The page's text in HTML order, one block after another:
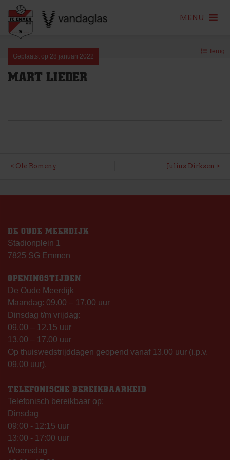
content
MENU
Geplaatst op 28 januari 2022
Terug
MART LIEDER
BERICHT
Ole Romeny Julius Dirksen
DE OUDE MEERDIJK
Stadionplein 1
7825 SG Emmen
OPENINGSTIJDEN
De Oude Meerdijk
Maandag: 09.00 – 17.00 uur
Dinsdag t/m vrijdag:
09.00 – 12.15 uur
13.00 – 17.00 uur
Op thuiswedstrijddagen geopend vanaf 13.00 uur (i.p.v.
09.00 uur).
TELEFONISCHE BEREIKBAARHEID
Telefonisch bereikbaar op:
Dinsdag
09:00 - 12:15 uur
13:00 - 17:00 uur
Woensdag